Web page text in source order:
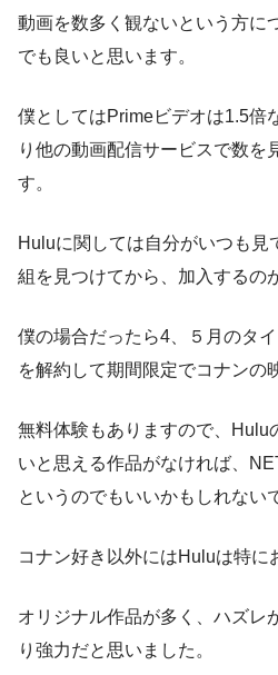
動画を数多く観ないという方に
でも良いと思います。
僕としてはPrimeビデオは1.5倍
り他の動画配信サービスで数を
す。
Huluに関しては自分がいつも見
組を見つけてから、加入するの
僕の場合だったら4、５月のタ
を解約して期間限定でコナンの
無料体験もありますので、Hulu
いと思える作品がなければ、
というのでもいいかもしれない
コナン好き以外にはHuluは特に
オリジナル作品が多く、ハズレ
り強力だと思いました。